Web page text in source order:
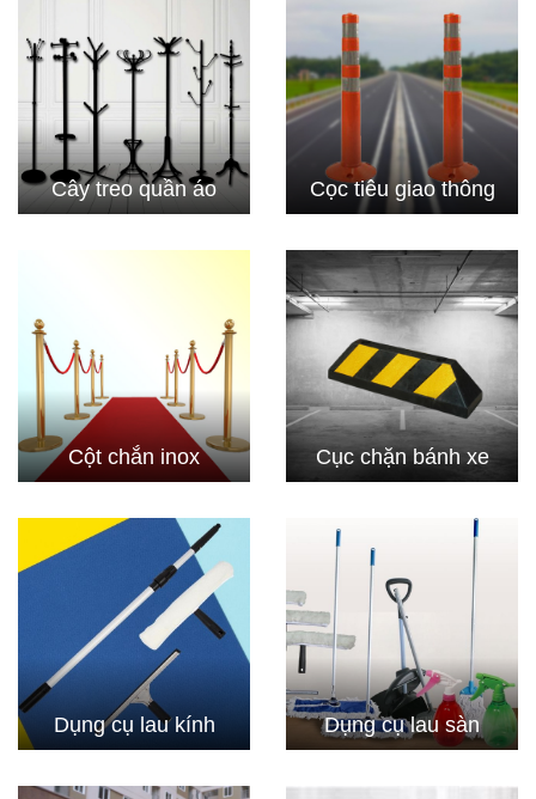
Cây treo quần áo Cọc tiêu giao thông
Cột chắn inox Cục chặn bánh xe
Dụng cụ lau kính Dụng cụ lau sàn